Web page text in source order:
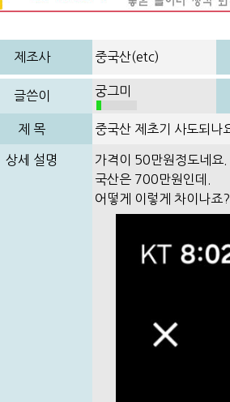
제조사 중국산(etc)
글쓴이 궁그미
제 목 중국산 제초기 사도되나
상세 설명
가격이 50만원정도네요.
국산은 700만원인데.
어떻게 이렇게 차이나죠?